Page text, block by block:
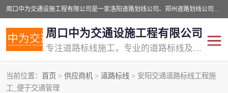
周口中为交通设施工程有限公司是一家洛阳道路划线公司、郑州道路划线公司、平顶山道路车位划线公司、开封车位划线公司、许昌道路车位划线公司、漯河道路车位划线公司，公司始终坚持“诚信、匠心、专注”的宗旨；我们的经营理念是：的服务。
周口中为交通设施工程有限公司
专注道路标线施工，专业的道路标线及交通设施施工服务商!
当前位置： 首页 > 供应商机 > 道路标线 > 安阳交通道路标线工程施
工_便于交通管理
交通道路标线